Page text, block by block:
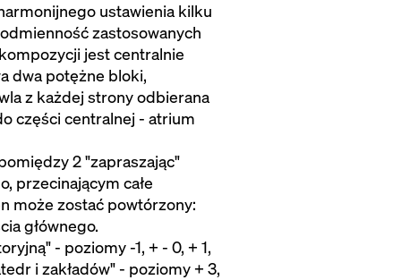
ustawienia kilku
zastosowanych
jest centralnie
dwa potężne bloki,
z każdej strony odbierana
części centralnej - atrium
2 "zapraszając"
przecinającym całe
może zostać powtórzony:
głównego.
- poziomy -1, + - 0, + 1,
i zakładów" - poziomy + 3,